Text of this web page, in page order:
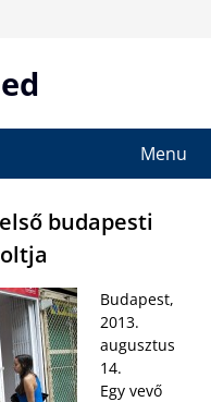
Menu
budapesti
Budapest,
2013.
augusztus
14.
Egy vevő